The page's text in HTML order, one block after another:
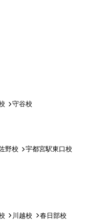
守谷校
野校 宇都宮駅東口校
川越校
春日部校